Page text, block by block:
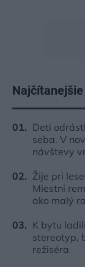
Najčítanejšie
Deti
seba. V
návštevy
Žije pri
Miestni
ako malý
K bytu
stereotyp,
režiséra